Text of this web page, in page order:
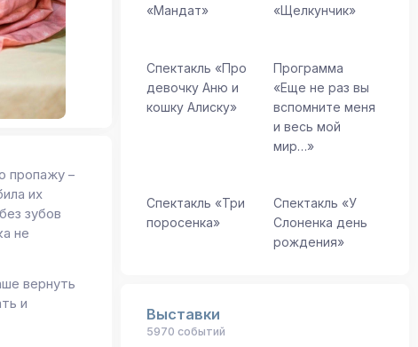
пропажу –
их
зубов
не
вернуть
и
«Мандат»
«Щелкунчик»
Спектакль «Про
девочку Аню и
кошку Алиску»
Программа
«Еще не раз вы
вспомните меня
и весь мой
мир…»
Спектакль «Три
поросенка»
Спектакль «У
Слоненка день
рождения»
Выставки
5970 событий